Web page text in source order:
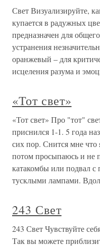
Свет Визуализируйте,
купается в радужных
предназначен для
устранения
оранжевый – для
исцеления разума и
«Тот свет»
«Тот свет» Про "тот"
приснился 1-1. 5 года
сих пор. Снится мне
потом просыпаюсь и не
катакомбы или подвал
тусклыми лампами.
243 Свет
243 Свет Чувствуйте
Так вы можете